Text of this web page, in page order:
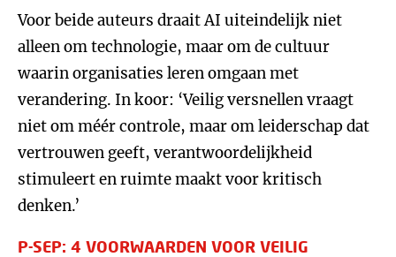
Voor beide auteurs draait AI uiteindelijk niet
alleen om technologie, maar om de cultuur
waarin organisaties leren omgaan met
verandering. In koor: ‘Veilig versnellen vraagt
niet om méér controle, maar om leiderschap dat
vertrouwen geeft, verantwoordelijkheid
stimuleert en ruimte maakt voor kritisch
denken.’
P-SEP: 4 VOORWAARDEN VOOR VEILIG